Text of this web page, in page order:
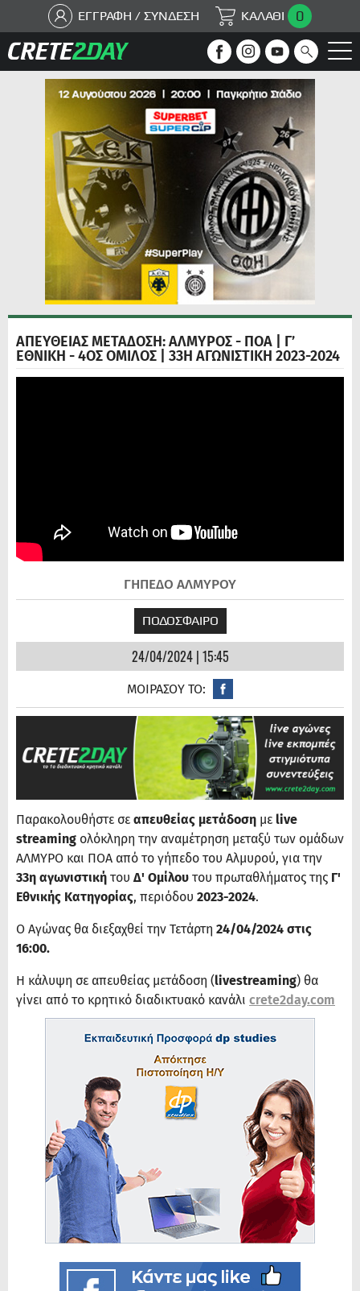
ΕΓΓΡΑΦΗ / ΣΥΝΔΕΣΗ ΚΑΛΑΘΙ 0
ΑΠΕΥΘΕΙΑΣ ΜΕΤΑΔΟΣΗ: ΑΛΜΥΡΟΣ - ΠΟΑ | Γ’
ΕΘΝΙΚΗ - 4ΟΣ ΟΜΙΛΟΣ | 33Η ΑΓΩΝΙΣΤΙΚΗ 2023-2024
ΓΗΠΕΔΟ ΑΛΜΥΡΟΥ
ΠΟΔΟΣΦΑΙΡΟ
24/04/2024 | 15:45
ΜΟΙΡΑΣΟΥ ΤΟ:
Παρακολουθήστε σε απευθείας μετάδοση με live
streaming ολόκληρη την αναμέτρηση μεταξύ των ομάδων
ΑΛΜΥΡΟ και ΠΟΑ από το γήπεδο του Αλμυρού, για την
33η αγωνιστική του Δ' Ομίλου του πρωταθλήματος της Γ'
Εθνικής Κατηγορίας, περιόδου 2023-2024.
Ο Αγώνας θα διεξαχθεί την Τετάρτη 24/04/2024 στις
16:00.
Η κάλυψη σε απευθείας μετάδοση (livestreaming) θα
γίνει από το κρητικό διαδικτυακό κανάλι crete2day.com